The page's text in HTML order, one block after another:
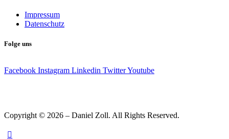
Impressum
Datenschutz
Folge uns
Facebook Instagram Linkedin TwitterYoutube
Copyright © 2026 – Daniel Zoll. All Rights Reserved.